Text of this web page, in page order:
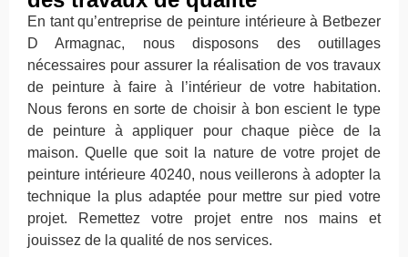
En tant qu’entreprise de peinture intérieure à Betbezer
D Armagnac, nous disposons des outillages
nécessaires pour assurer la réalisation de vos travaux
de peinture à faire à l’intérieur de votre habitation.
Nous ferons en sorte de choisir à bon escient le type
de peinture à appliquer pour chaque pièce de la
maison. Quelle que soit la nature de votre projet de
peinture intérieure 40240, nous veillerons à adopter la
technique la plus adaptée pour mettre sur pied votre
projet. Remettez votre projet entre nos mains et
jouissez de la qualité de nos services.